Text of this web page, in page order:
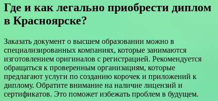
Где и как легально приобрести диплом
в Красноярске?
Заказать документ о высшем образовании можно в
специализированных компаниях, которые занимаются
изготовлением оригиналов с регистрацией. Рекомендуется
обращаться к проверенным организациям, которые
предлагают услуги по созданию корочек и приложений к
диплому. Обратите внимание на наличие лицензий и
сертификатов. Это поможет избежать проблем в будущем.